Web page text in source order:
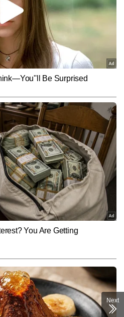
Chawla (@varindertchawla)
जैसे विषयों पर इनकी पकड़ अच्‍छी हैं. राइटिंग को
को हिंदी भाषा से बेहद लगाव है. राइटिंग के अलावा
और नए फूड एक्सप्लोर करना इनकी फेवरेट हॉबी है.
से हैं। उन्होंने अपना ग्रेजुकेशन गुरु घासीदास
था। उन्होंने अपना पोस्ट ग्रेजुकेशन इन्दिरा गांधी
है।
our daily Newsletter!
SUBMIT
Next